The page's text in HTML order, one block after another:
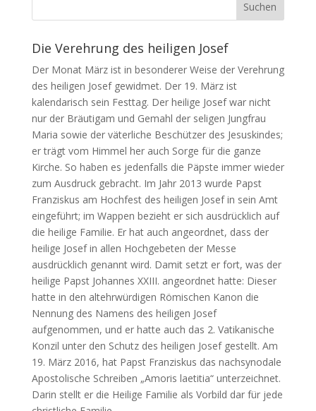
Die Verehrung des heiligen Josef
Der Monat März ist in besonderer Weise der Verehrung
des heiligen Josef gewidmet. Der 19. März ist
kalendarisch sein Festtag. Der heilige Josef war nicht
nur der Bräutigam und Gemahl der seligen Jungfrau
Maria sowie der väterliche Beschützer des Jesuskindes;
er trägt vom Himmel her auch Sorge für die ganze
Kirche. So haben es jedenfalls die Päpste immer wieder
zum Ausdruck gebracht. Im Jahr 2013 wurde Papst
Franziskus am Hochfest des heiligen Josef in sein Amt
eingeführt; im Wappen bezieht er sich ausdrücklich auf
die heilige Familie. Er hat auch angeordnet, dass der
heilige Josef in allen Hochgebeten der Messe
ausdrücklich genannt wird. Damit setzt er fort, was der
heilige Papst Johannes XXIII. angeordnet hatte: Dieser
hatte in den altehrwürdigen Römischen Kanon die
Nennung des Namens des heiligen Josef
aufgenommen, und er hatte auch das 2. Vatikanische
Konzil unter den Schutz des heiligen Josef gestellt. Am
19. März 2016, hat Papst Franziskus das nachsynodale
Apostolische Schreiben „Amoris laetitia“ unterzeichnet.
Darin stellt er die Heilige Familie als Vorbild dar für jede